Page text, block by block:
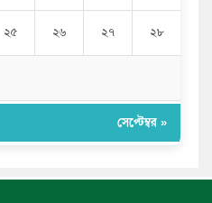
২৫ ২৬ ২৭ ২৮
সেপ্টেম্বর »